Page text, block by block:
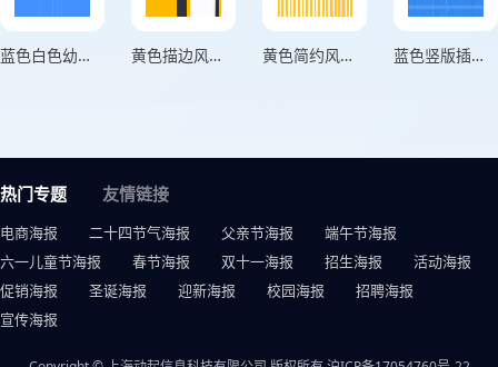
蓝色白色幼升小预科班竖版招生海报 黄色描边风英语兴趣班招生海报 黄色简约风暑假兴趣班招生海报 蓝色竖版插画风夏令营招新迎新海报
热门专题 友情链接
电商海报 二十四节气海报 父亲节海报
端午节海报
六一儿童节海报
春节海报 双十一海报 招生海报
活动海报
促销海报
圣诞海报 迎新海报 校园海报
招聘海报
宣传海报